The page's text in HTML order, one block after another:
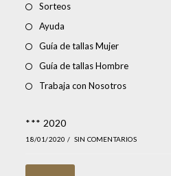
Sorteos
Ayuda
Guía de tallas Mujer
Guía de tallas Hombre
Trabaja con Nosotros
*** 2020
18/01/2020 / SIN COMENTARIOS